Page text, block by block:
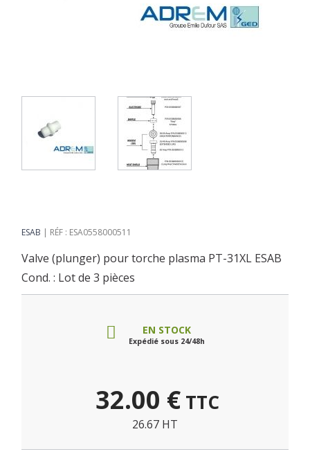
ESAB RÉF : ESA0558000511
Valve (plunger) pour torche plasma PT-31XL ESAB
Cond. : Lot de 3 pièces
EN STOCK
Expédié sous 24/48h
32.00 € TTC
26.67 HT